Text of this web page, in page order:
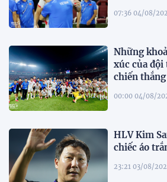
07:36 04/08/
Những
xúc của đội
chiến
00:00 04/08/
HLV Kim
chiếc áo
23:21 03/08/